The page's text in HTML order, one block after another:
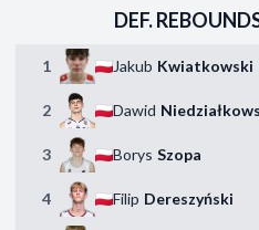
DEF.
1 Jakub Kwiatkowski
2 Dawid
3 Borys Szopa
4 Filip Dereszyński